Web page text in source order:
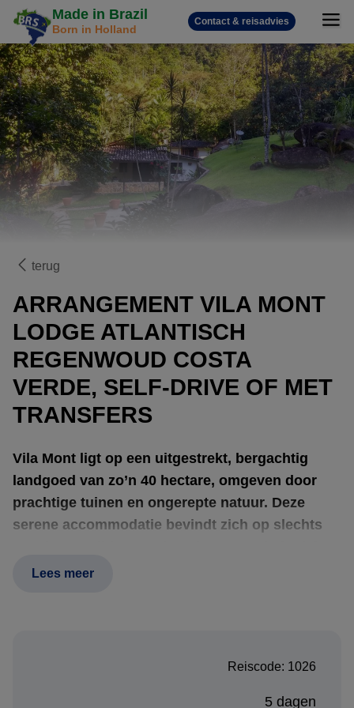
Made in Brazil
Born in Holland
Contact & reisadvies
terug
ARRANGEMENT VILA MONT
LODGE ATLANTISCH
REGENWOUD COSTA
VERDE, SELF-DRIVE OF MET
TRANSFERS
Vila Mont ligt op een uitgestrekt, bergachtig
landgoed van zo’n 40 hectare, omgeven door
prachtige tuinen en ongerepte natuur. Deze
serene accommodatie bevindt zich op slechts
stadjeParaty
De lodge beschikt over vrijstaande tweepersoonslodges,
een centraal hoofdgebouw met een gemeenschappelijke
Lees meer
Reiscode: 1026
5 dagen